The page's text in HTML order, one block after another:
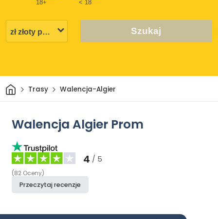
18+ < 18
Szukaj
DomTrasy Walencja-Algier
Walencja Algier Prom
4 / 5
(82 Oceny)
Przeczytaj recenzje